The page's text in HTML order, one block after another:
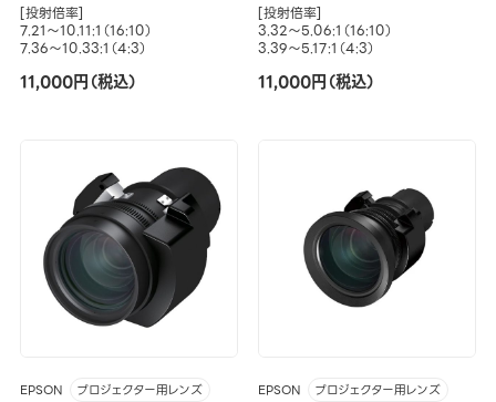
[投射倍率]
7.21～10.11:1（16:10）
7.36～10.33:1（4:3）
11,000円（税込）
[投射倍率]
3.32～5.06:1（16:10）
3.39～5.17:1（4:3）
11,000円（税込）
EPSON プロジェクター用レンズ EPSON プロジェクター用レンズ